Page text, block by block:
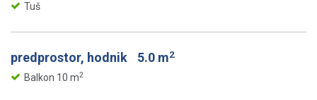
Tuš
predprostor, hodnik 5.0 m2
Balkon 10 m2